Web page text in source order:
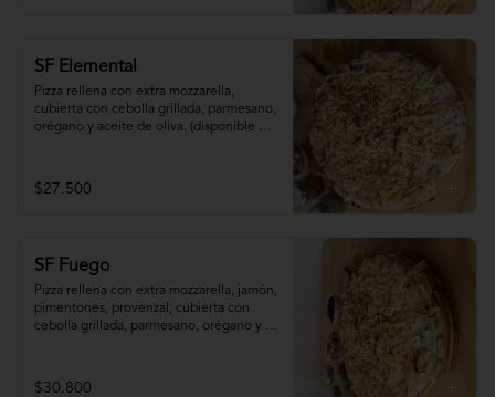
SF Elemental
Pizza rellena con extra mozzarella,
cubierta con cebolla grillada, parmesano,
orégano y aceite de oliva. (disponible
$27.500
SF Fuego
Pizza rellena con extra mozzarella, jamón,
pimentones, provenzal; cubierta con
cebolla grillada, parmesano, orégano y
minutos de antelación)
$30.800